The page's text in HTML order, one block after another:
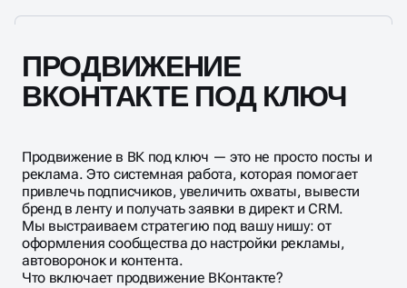
ПРОДВИЖЕНИЕ
ВКОНТАКТЕ ПОД КЛЮЧ
Продвижение в ВК под ключ — это не просто посты и
реклама. Это системная работа, которая помогает
привлечь подписчиков, увеличить охваты, вывести
бренд в ленту и получать заявки в директ и CRM.
Мы выстраиваем стратегию под вашу нишу: от
оформления сообщества до настройки рекламы,
автоворонок и контента.
Что включает продвижение ВКонтакте?